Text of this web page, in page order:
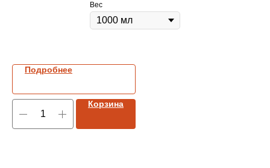
Вес
Подробнее
Корзина